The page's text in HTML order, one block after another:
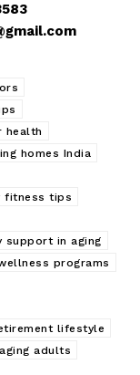
health
homes India
fitness tips
support in aging
programs
lifestyle
adults